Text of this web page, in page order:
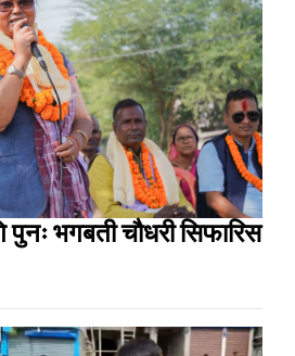
भगबती चौधरी सिफारिस